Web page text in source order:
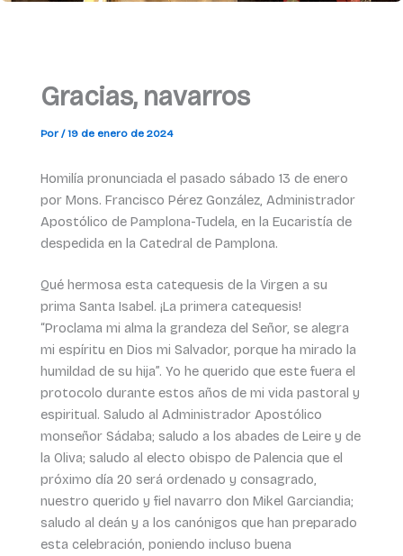
Gracias, navarros
Por /19 de enero de 2024
Homilía pronunciada el pasado sábado 13 de enero
por Mons. Francisco Pérez González, Administrador
Apostólico de Pamplona-Tudela, en la Eucaristía de
despedida en la Catedral de Pamplona.
Qué hermosa esta catequesis de la Virgen a su
prima Santa Isabel. ¡La primera catequesis!
“Proclama mi alma la grandeza del Señor, se alegra
mi espíritu en Dios mi Salvador, porque ha mirado la
humildad de su hija”. Yo he querido que este fuera el
protocolo durante estos años de mi vida pastoral y
espiritual. Saludo al Administrador Apostólico
monseñor Sádaba; saludo a los abades de Leire y de
la Oliva; saludo al electo obispo de Palencia que el
próximo día 20 será ordenado y consagrado,
nuestro querido y fiel navarro don Mikel Garciandia;
saludo al deán y a los canónigos que han preparado
esta celebración, poniendo incluso buena